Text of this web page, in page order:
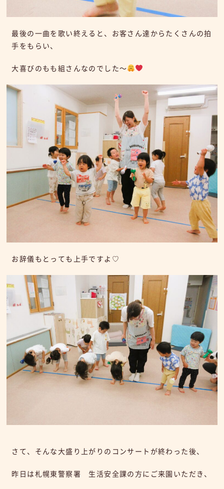
最後の一曲を歌い終えると、お客さん達からたくさんの拍
手をもらい、
大喜びのもも組さんなのでした～
お辞儀もとっても上手ですよ♡
さて、そんな大盛り上がりのコンサートが終わった後、
昨日は札幌東警察署 生活安全課の方にご来園いただき、